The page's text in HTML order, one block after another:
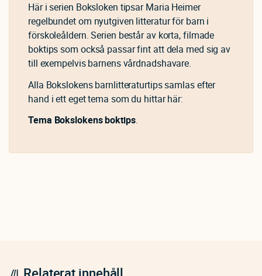
Här i serien Boksloken tipsar Maria Heimer
regelbundet om nyutgiven litteratur för barn i
förskoleåldern. Serien består av korta, filmade
boktips som också passar fint att dela med sig av
till exempelvis barnens vårdnadshavare.
Alla Bokslokens barnlitteraturtips samlas efter
hand i ett eget tema som du hittar här:
Tema Bokslokens boktips.